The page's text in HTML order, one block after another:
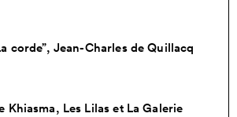
corde”, Jean-Charles de Quillacq
Khiasma, Les Lilas et La Galerie